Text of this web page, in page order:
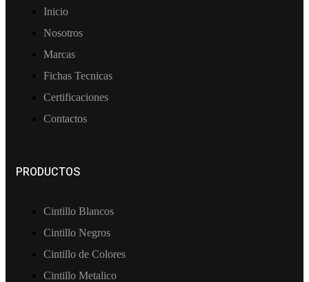
Inicio
Nosotros
Marcas
Fichas Tecnicas
Certificaciones
Contactos
PRODUCTOS
Cintillo Blancos
Cintillo Negros
Cintillo de Colores
Cintillo Metalico